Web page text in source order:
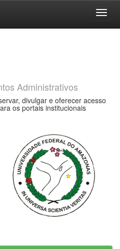
Administrativos
divulgar e oferecer acesso
os portais institucionais